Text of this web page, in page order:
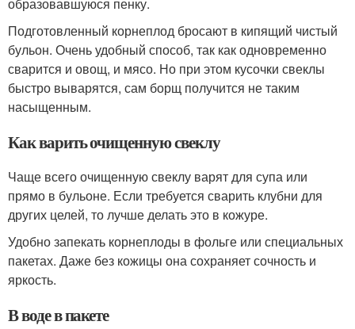
образовавшуюся пенку.
Подготовленный корнеплод бросают в кипящий чистый
бульон. Очень удобный способ, так как одновременно
сварится и овощ, и мясо. Но при этом кусочки свеклы
быстро выварятся, сам борщ получится не таким
насыщенным.
Как варить очищенную свеклу
Чаще всего очищенную свеклу варят для супа или
прямо в бульоне. Если требуется сварить клубни для
других целей, то лучше делать это в кожуре.
Удобно запекать корнеплоды в фольге или специальных
пакетах. Даже без кожицы она сохраняет сочность и
яркость.
В воде в пакете